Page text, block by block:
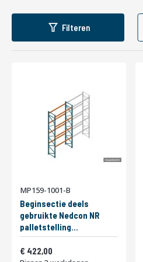
Filteren
MP159-1001-B
Beginsectie deels
gebruikte Nedcon NR
palletstelling
6500x2650x1100mm
hxbxd 4niveaus
Vanaf
422,00
producten